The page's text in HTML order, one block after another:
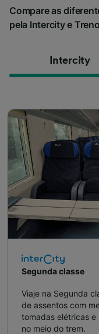
Compare as
pela Intercity e
Intercity
Segunda classe
Viaje na Segunda
de assentos com
tomadas elétricas
no meio do trem.